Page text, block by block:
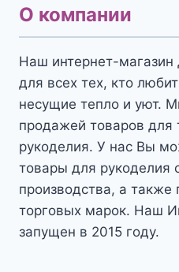
О компании
Наш интернет-магазин
для всех тех, кто
несущие тепло и уют.
продажей товаров для
рукоделия. У нас Вы
товары для рукоделия
производства, а также
торговых марок. Наш
запущен в 2015 году.